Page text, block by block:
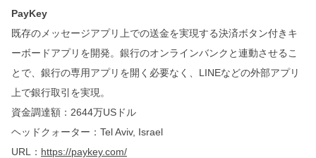
PayKey
既存のメッセージアプリ上での送金を実現する決済ボタン付きキ
ーボードアプリを開発。銀行のオンラインバンクと連動させるこ
とで、銀行の専用アプリを開く必要なく、LINEなどの外部アプリ
上で銀行取引を実現。
資金調達額：2644万USドル
ヘッドクォーター：Tel Aviv, Israel
URL： https://paykey.com/